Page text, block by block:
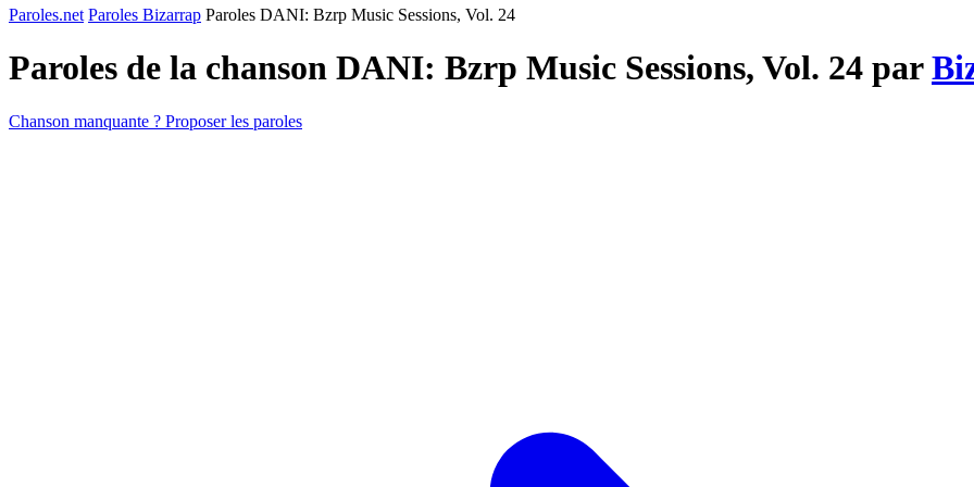
Paroles.net Paroles Bizarrap Paroles DANI: Bzrp Music Sessions, Vol. 24
Paroles de la chanson DANI: Bzrp Music Sessions, Vol. 24 par
Chanson manquante ? Proposer les paroles